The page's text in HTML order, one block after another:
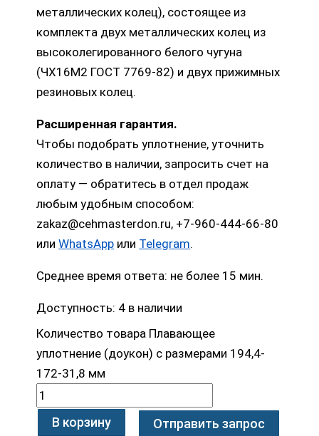
металлических колец), состоящее из
комплекта двух металлических колец из
высоколегированного белого чугуна
(ЧХ16М2 ГОСТ 7769-82) и двух прижимных
резиновых колец.
Расширенная гарантия.
Чтобы подобрать уплотнение, уточнить
количество в наличии, запросить счет на
оплату — обратитесь в отдел продаж
любым удобным способом:
zakaz@cehmasterdon.ru, +7-960-444-66-80
илиWhatsApp или Telegram.
Среднее время ответа: не более 15 мин.
Доступность: 4 в наличии
Количество товара Плавающее
уплотнение (доукон) с размерами 194,4-
172-31,8 мм
В корзину Отправить запрос